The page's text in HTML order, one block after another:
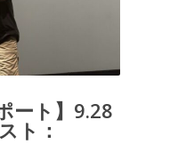
ート】9.28
ト：